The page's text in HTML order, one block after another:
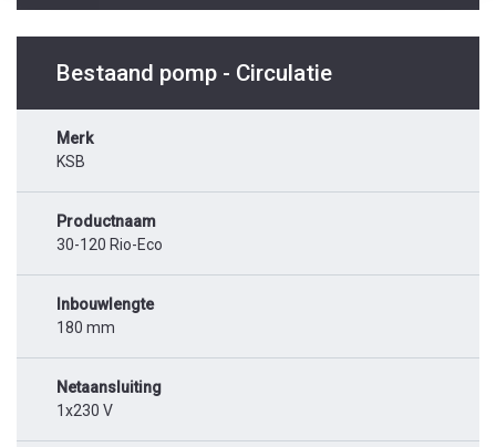
Bestaand pomp - Circulatie
Merk
KSB
Productnaam
30-120 Rio-Eco
Inbouwlengte
180 mm
Netaansluiting
1x230 V